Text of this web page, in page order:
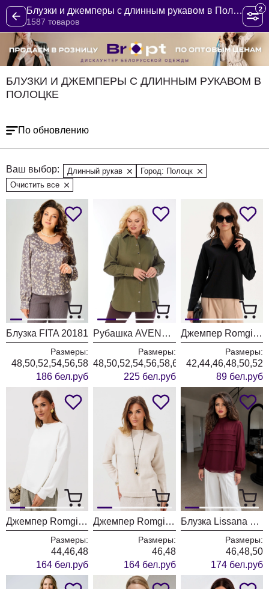
Блузки и джемперы с длинным рукавом в Полоцке
1587 товаров
2
БЛУЗКИ И ДЖЕМПЕРЫ С ДЛИННЫМ РУКАВОМ В
ПОЛОЦКЕ
По обновлению
Ваш выбор: Длинный рукав
Город: Полоцк
Очистить все
Блузка FITA 20181
Размеры:
48,50,52,54,56,58
186 бел.руб
Рубашка AVENUE 0321-3
Размеры:
48,50,52,54,56,58,60,62,64,66,68,70,72
225 бел.руб
Джемпер Romgil РП0205-ХЛ5 черный
Размеры:
42,44,46,48,50,52
89 бел.руб
Джемпер Romgil РВ0435-ВИ5 молочный
Размеры:
44,46,48
164 бел.руб
Джемпер Romgil РВ0435-ВИ5 ванильный
Размеры:
46,48
164 бел.руб
Блузка Lissana 5058 бургунди
Размеры:
46,48,50
174 бел.руб